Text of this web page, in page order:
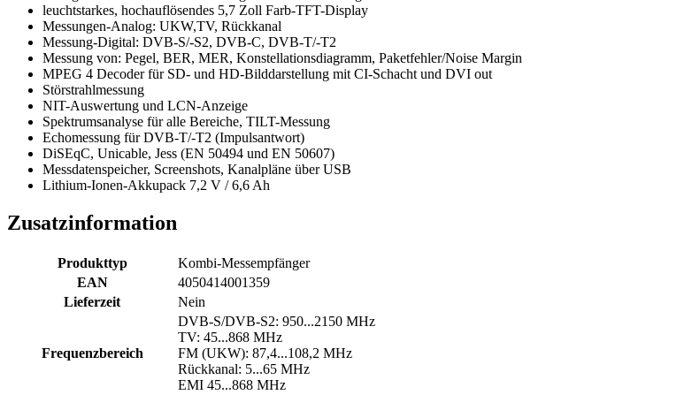
leuchtstarkes, hochauflösendes 5,7 Zoll Farb-TFT-Display
Messungen-Analog: UKW,TV, Rückkanal
Messung-Digital: DVB-S/-S2, DVB-C, DVB-T/-T2
Messung von: Pegel, BER, MER, Konstellationsdiagramm, Paketfehler/Noise Margin
MPEG 4 Decoder für SD- und HD-Bilddarstellung mit CI-Schacht und DVI out
Störstrahlmessung
NIT-Auswertung und LCN-Anzeige
Spektrumsanalyse für alle Bereiche, TILT-Messung
Echomessung für DVB-T/-T2 (Impulsantwort)
DiSEqC, Unicable, Jess (EN 50494 und EN 50607)
Messdatenspeicher, Screenshots, Kanalpläne über USB
Lithium-Ionen-Akkupack 7,2 V / 6,6 Ah
Zusatzinformation
Produkttyp
Kombi-Messempfänger
EAN
4050414001359
Lieferzeit
Nein
Frequenzbereich
DVB-S/DVB-S2: 950...2150 MHz
TV: 45...868 MHz
FM (UKW): 87,4...108,2 MHz
Rückkanal: 5...65 MHz
EMI 45...868 MHz